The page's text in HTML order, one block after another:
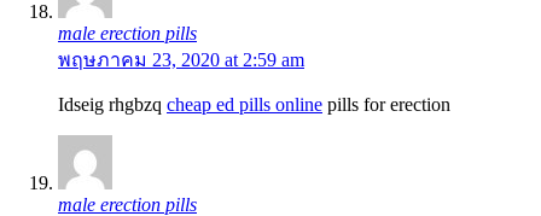
male erection pills
พฤษภาคม 23, 2020 at 2:59 am
Idseig rhgbzq cheap ed pills online pills for erection
male erection pills